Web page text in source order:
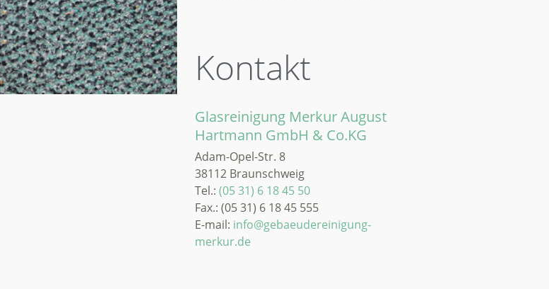
Kontakt
Glasreinigung Merkur August
Hartmann GmbH & Co.KG
Adam-Opel-Str. 8
38112 Braunschweig
Tel.: (05 31) 6 18 45 50
Fax.: (05 31) 6 18 45 555
E-mail: info@gebaeudereinigung-
merkur.de